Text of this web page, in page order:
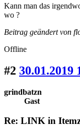
Kann man das
wo ?
Beitrag geändert von
Offline
#2 30.01.2019
grindbatzn
Gast
Re: LINK in